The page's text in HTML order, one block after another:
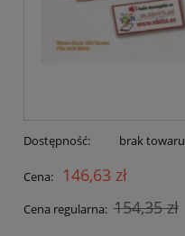
Dostępność: brak towaru
Cena: 146,63 zł
Cena regularna: 154,35 zł